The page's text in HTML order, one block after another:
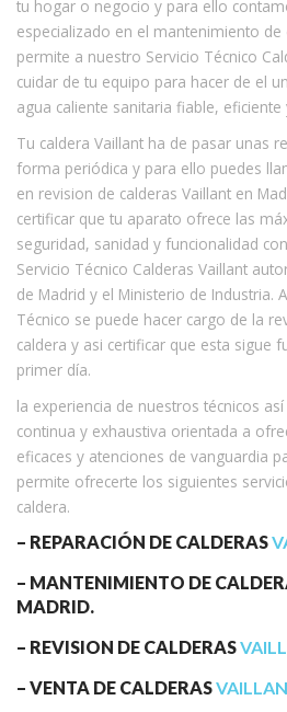
tu hogar o negocio y para ello
especializado en el mantenimiento de
permite a nuestro Servicio Técnico
cuidar de tu equipo para hacer de el
agua caliente sanitaria fiable, eficiente
Tu caldera Vaillant ha de pasar unas
forma periódica y para ello puedes
en revision de calderas Vaillant en
certificar que tu aparato ofrece las
seguridad, sanidad y funcionalidad
Servicio Técnico Calderas Vaillant
de Madrid y el Ministerio de Industria.
Técnico se puede hacer cargo de la
caldera y asi certificar que esta sigue
primer día.
la experiencia de nuestros técnicos
continua y exhaustiva orientada a
eficaces y atenciones de vanguardia
permite ofrecerte los siguientes
caldera.
– REPARACIÓN DE CALDERAS
– MANTENIMIENTO DE
MADRID.
– REVISION DE CALDERAS
– VENTA DE CALDERAS